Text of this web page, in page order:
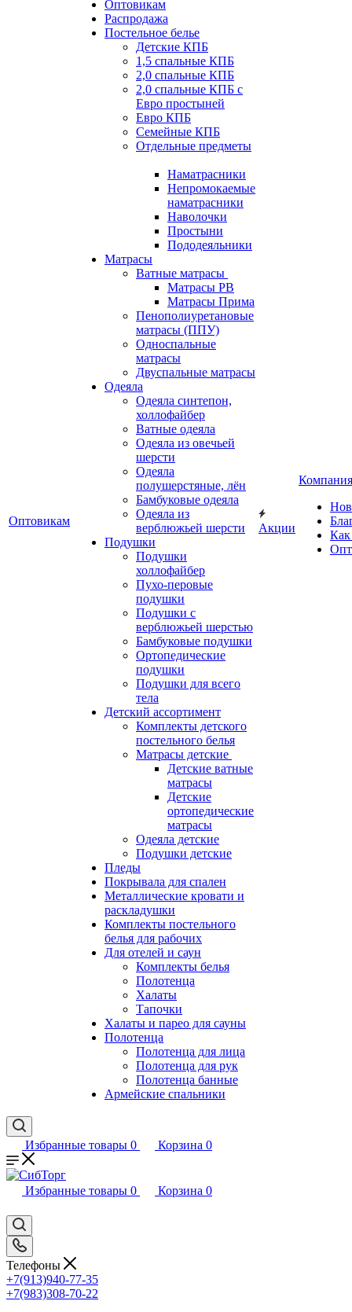
Оптовикам
Оптовикам
Распродажа
Постельное белье
Детские КПБ
1,5 спальные КПБ
2,0 спальные КПБ
2,0 спальные КПБ с
Евро простыней
Евро КПБ
Семейные КПБ
Отдельные предметы
Наматрасники
Непромокаемые
наматрасники
Наволочки
Простыни
Пододеяльники
Матрасы
Ватные матрасы
Матрасы РВ
Матрасы Прима
Пенополиуретановые
матрасы (ППУ)
Односпальные
матрасы
Двуспальные матрасы
Одеяла
Одеяла синтепон,
холлофайбер
Ватные одеяла
Одеяла из овечьей
шерсти
Одеяла
полушерстяные, лён
Бамбуковые одеяла
Одеяла из
верблюжьей шерсти
Подушки
Подушки
холлофайбер
Пухо-перовые
подушки
Подушки с
верблюжьей шерстью
Бамбуковые подушки
Ортопедические
подушки
Подушки для всего
тела
Детский ассортимент
Комплекты детского
постельного белья
Матрасы детские
Детские ватные
матрасы
Детские
ортопедические
матрасы
Одеяла детские
Подушки детские
Пледы
Покрывала для спален
Металлические кровати и
раскладушки
Комплекты постельного
белья для рабочих
Для отелей и саун
Комплекты белья
Полотенца
Халаты
Тапочки
Халаты и парео для сауны
Полотенца
Полотенца для лица
Полотенца для рук
Полотенца банные
Армейские спальники
Акции
Компания
Как
Избранные товары 0 Корзина 0
Избранные товары 0 Корзина 0
Телефоны
+7(913)940-77-35
+7(983)308-70-22